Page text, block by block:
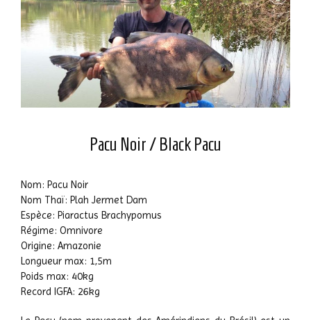
Pacu Noir / Black Pacu
Nom: Pacu Noir
Nom Thaï: Plah Jermet Dam
Espèce: Piaractus Brachypomus
Régime: Omnivore
Origine: Amazonie
Longueur max: 1,5m
Poids max: 40kg
Record IGFA: 26kg